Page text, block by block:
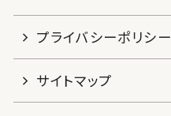
プライバシーポリシー
サイトマップ